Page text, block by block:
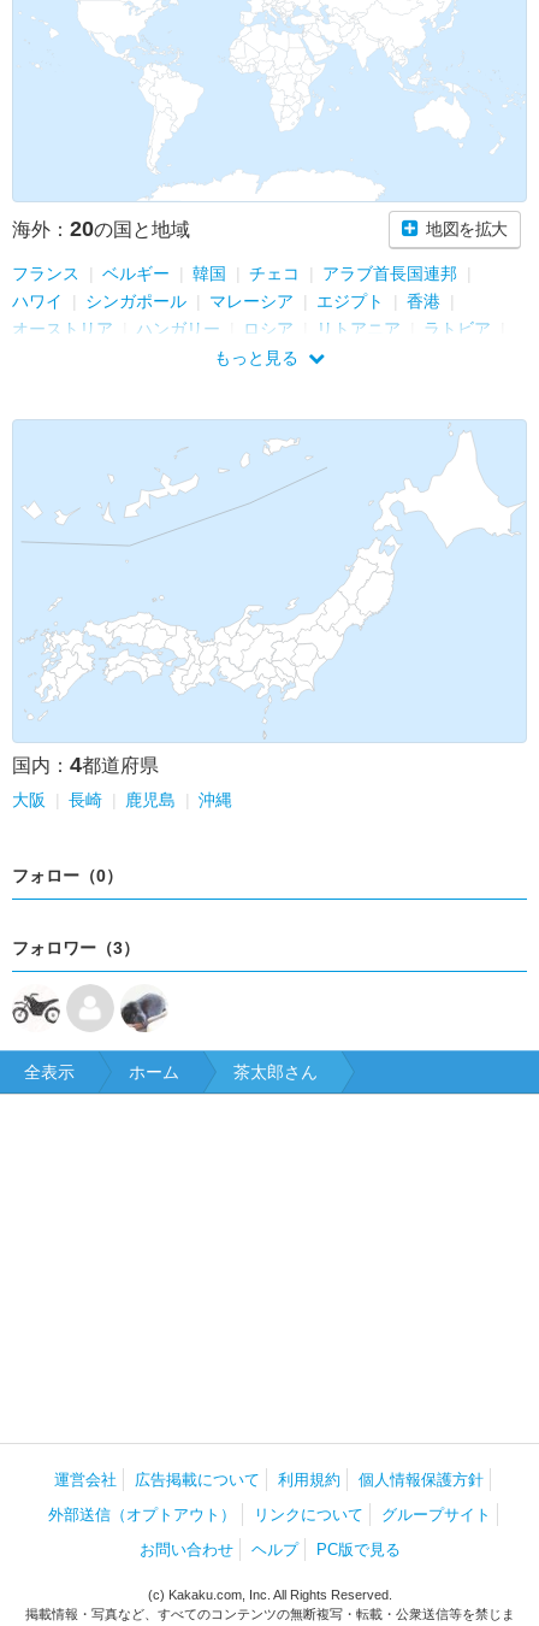
海外： 20の国と地域 地図を拡大
フランス ベルギー 韓国 チェコ
アラブ首長国連邦
ハワイ
シンガポール マレーシア エジプト
香港
オーストリア
ハンガリー ロシア リトアニア
ラトビア
スウェーデン フィンランド
もっと見る
国内： 4都道府県
大阪 長崎 鹿児島 沖縄
フォロー（0）
フォロワー（3）
全表示 ホーム 茶太郎さん
運営会社 広告掲載について 利用規約
個人情報保護方針
外部送信（オプトアウト）
リンクについて
グループサイト
お問い合わせ
ヘルプ PC版で見る
(c) Kakaku.com, Inc. All Rights Reserved.
掲載情報・写真など、すべてのコンテンツの無断複写・転載・公衆送信等を禁じま